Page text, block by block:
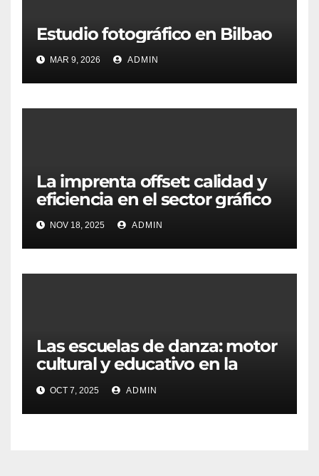
Estudio fotográfico en Bilbao
MAR 9, 2026 ADMIN
La imprenta offset: calidad y
eficiencia en el sector gráfico
NOV 18, 2025 ADMIN
Las escuelas de danza: motor
cultural y educativo en la
sociedad contemporánea
OCT 7, 2025 ADMIN